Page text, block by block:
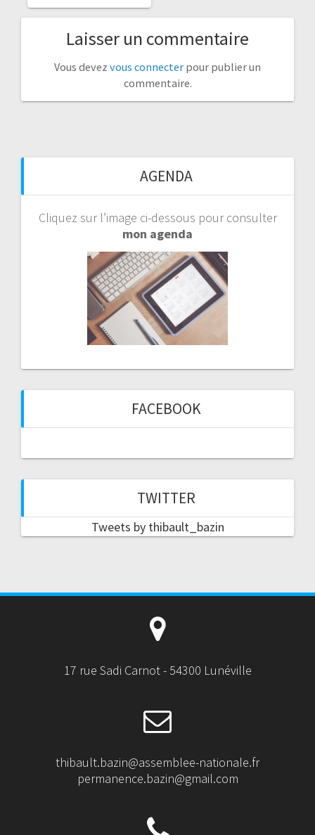
Laisser un commentaire
Vous devez vous connecter pour publier un
commentaire.
AGENDA
Cliquez sur l’image ci-dessous pour consulter
mon agenda
FACEBOOK
TWITTER
Tweets by thibault_bazin
17 rue Sadi Carnot - 54300 Lunéville
thibault.bazin@assemblee-nationale.fr
permanence.bazin@gmail.com